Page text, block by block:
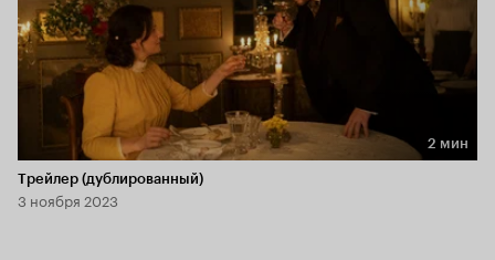
Длительность 2 мин
2 мин
Трейлер (дублированный)
3 ноября 2023